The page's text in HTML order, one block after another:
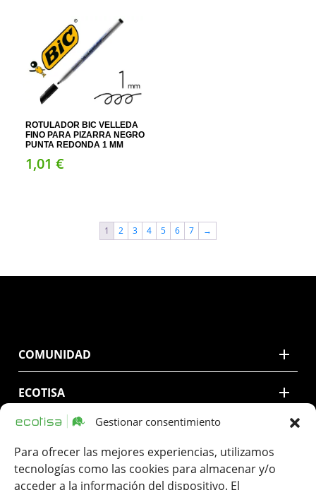
Gestionar consentimiento
Para ofrecer las mejores experiencias, utilizamos
tecnologías como las cookies para almacenar y/o
acceder a la información del dispositivo. El
ROTULADOR BIC VELLEDA
FINO PARA PIZARRA NEGRO
PUNTA REDONDA 1 MM
1,01 €
1 2 3 4 5 6 7 →
COMUNIDAD
ECOTISA
CONTACTO
LEGAL